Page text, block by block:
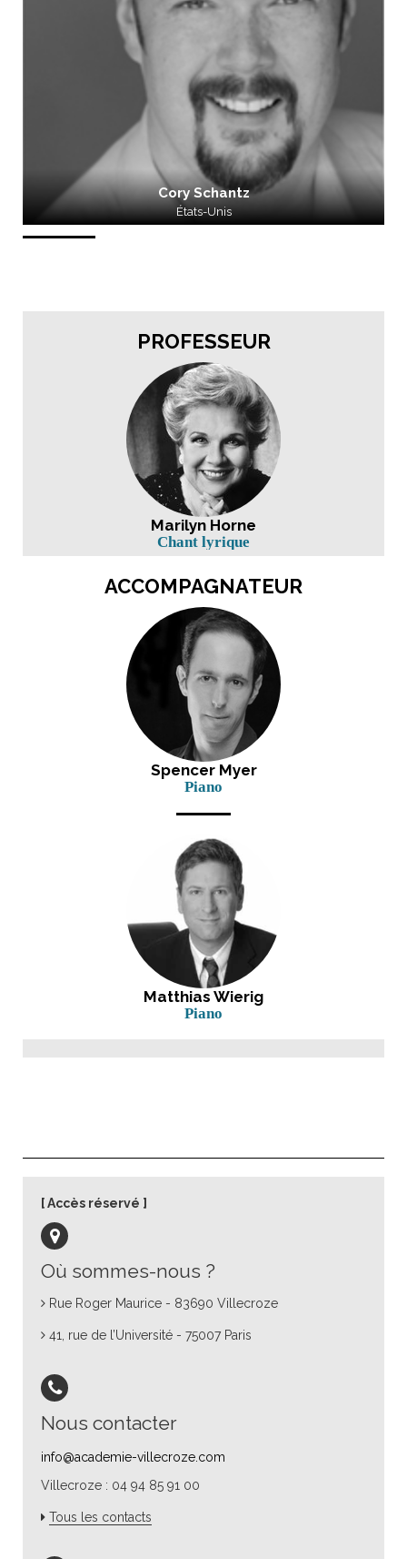
Cory Schantz
États-Unis
PROFESSEUR
Marilyn Horne
Chant lyrique
ACCOMPAGNATEUR
Spencer Myer
Piano
Matthias Wierig
Piano
Où sommes-nous ?
Rue Roger Maurice - 83690 Villecroze
41, rue de l’Université - 75007 Paris
Nous contacter
info@academie-villecroze.com
Villecroze : 04 94 85 91 00
Tous les contacts
Accès réservé